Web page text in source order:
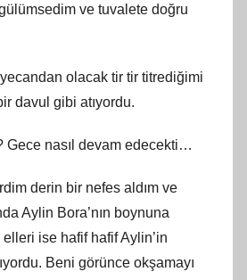
ve tuvalete doğru
olacak tir tir titrediğimi
davul gibi atıyordu.
Gece nasıl devam edecekti…
derin bir nefes aldım ve
Aylin Bora’nın boynuna
elleri ise hafif hafif Aylin’in
Beni görünce okşamayı